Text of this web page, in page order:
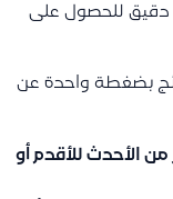
دقيق للحصول على
بضغطة واحدة عن
من الأحدث للأقدم أو